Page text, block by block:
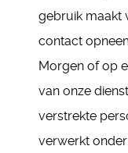
gebruik maakt
contact
Morgen of op
van onze
verstrekte
verwerkt